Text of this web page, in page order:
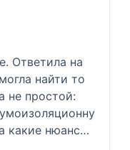
Ответила на
найти то
не простой:
какие нюансы